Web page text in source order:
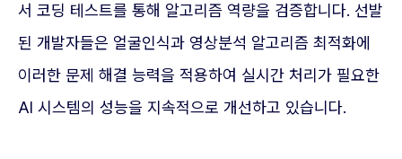
서 코딩 테스트를 통해 알고리즘 역량을 검증합니다. 선발
된 개발자들은 얼굴인식과 영상분석 알고리즘 최적화에
이러한 문제 해결 능력을 적용하여 실시간 처리가 필요한
AI 시스템의 성능을 지속적으로 개선하고 있습니다.